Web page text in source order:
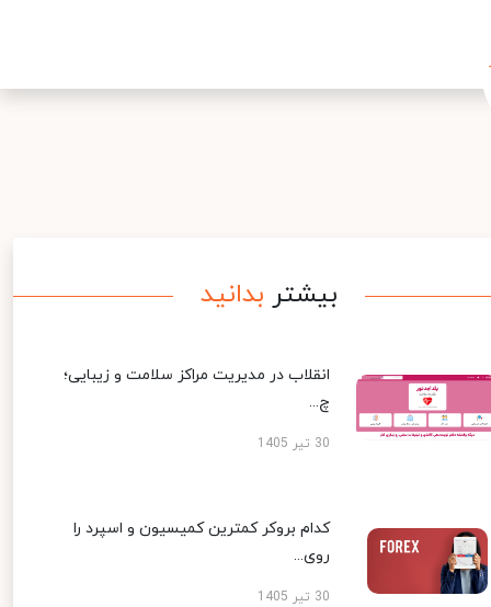
بیشتر بدانید
انقلاب در مدیریت مراکز سلامت و زیبایی؛
چ...
30 تیر 1405
کدام بروکر کمترین کمیسیون و اسپرد را
روی...
30 تیر 1405